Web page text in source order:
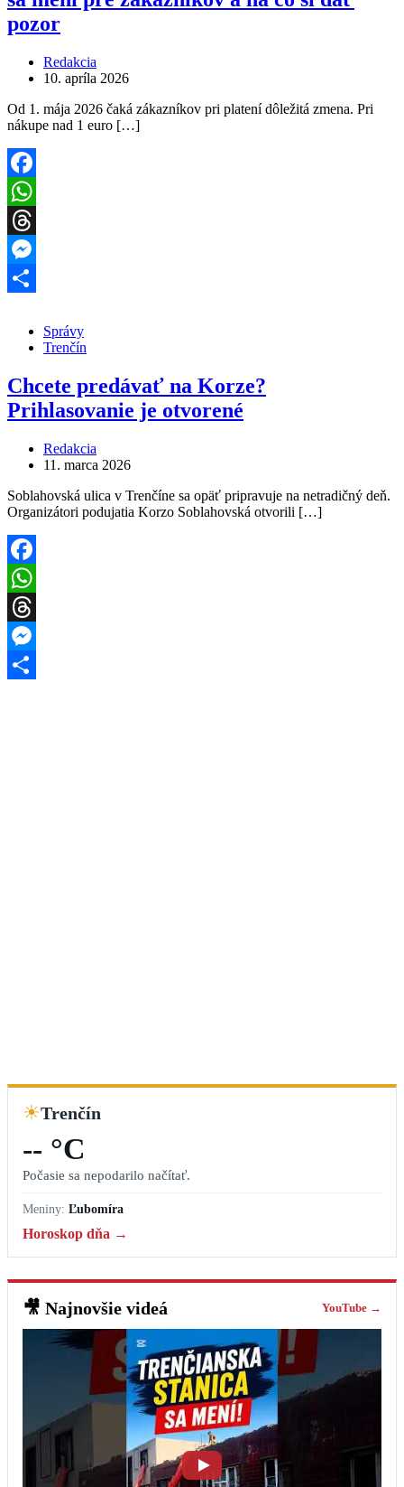
pozor
Redakcia
10. apríla 2026
Od 1. mája 2026 čaká zákazníkov pri platení dôležitá zmena. Pri
nákupe nad 1 euro […]
Facebook
WhatsApp
Threads
Messenger
Správy
Trenčín
Chcete predávať na Korze?
Prihlasovanie je otvorené
Redakcia
11. marca 2026
Soblahovská ulica v Trenčíne sa opäť pripravuje na netradičný deň.
Organizátori podujatia Korzo Soblahovská otvorili […]
Facebook
WhatsApp
Threads
Messenger
☀Trenčín
-- °C
Počasie sa nepodarilo načítať.
Meniny: Ľubomíra
Horoskop dňa →
🎥 Najnovšie videá YouTube →